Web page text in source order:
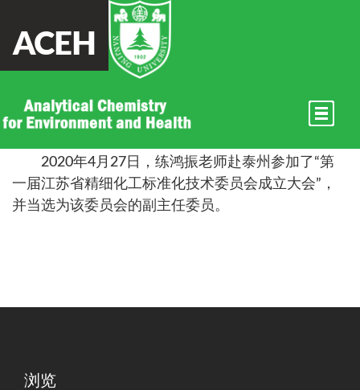
ACEH
练鸿振老师参加“第一届江苏省
精细化工标准化技术委员会成
立大会”
2020年4月27日，练鸿振老师赴泰州参加了“第
一届江苏省精细化工标准化技术委员会成立大会”，
并当选为该委员会的副主任委员。
浏览